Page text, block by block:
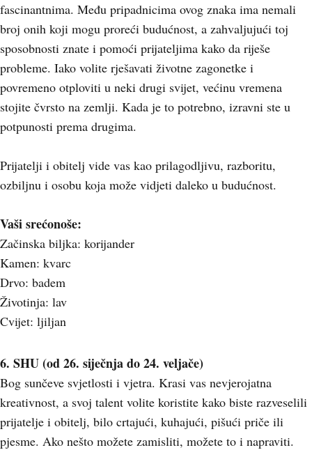
fascinantnima. Među pripadnicima ovog znaka ima nemali
broj onih koji mogu proreći budućnost, a zahvaljujući toj
sposobnosti znate i pomoći prijateljima kako da riješe
probleme. Iako volite rješavati životne zagonetke i
povremeno otploviti u neki drugi svijet, većinu vremena
stojite čvrsto na zemlji. Kada je to potrebno, izravni ste u
potpunosti prema drugima.
Prijatelji i obitelj vide vas kao prilagodljivu, razboritu,
ozbiljnu i osobu koja može vidjeti daleko u budućnost.
Vaši srećonoše:
Začinska biljka: korijander
Kamen: kvarc
Drvo: badem
Životinja: lav
Cvijet: ljiljan
6. SHU (od 26. siječnja do 24. veljače)
Bog sunčeve svjetlosti i vjetra. Krasi vas nevjerojatna
kreativnost, a svoj talent volite koristite kako biste razveselili
prijatelje i obitelj, bilo crtajući, kuhajući, pišući priče ili
pjesme. Ako nešto možete zamisliti, možete to i napraviti.